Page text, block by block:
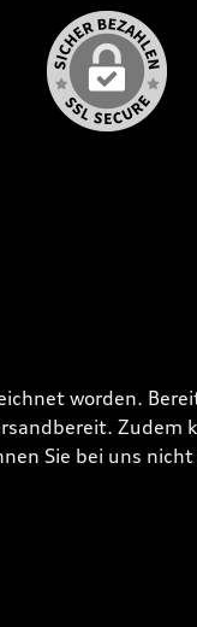
worden.
Zudem
Sie bei uns